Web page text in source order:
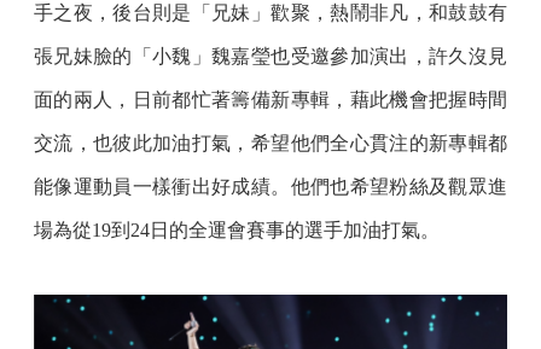
手之夜，後台則是「兄妹」歡聚，熱鬧非凡，和鼓鼓有
張兄妹臉的「小魏」魏嘉瑩也受邀參加演出，許久沒見
面的兩人，日前都忙著籌備新專輯，藉此機會把握時間
交流，也彼此加油打氣，希望他們全心貫注的新專輯都
能像運動員一樣衝出好成績。他們也希望粉絲及觀眾進
場為從19到24日的全運會賽事的選手加油打氣。